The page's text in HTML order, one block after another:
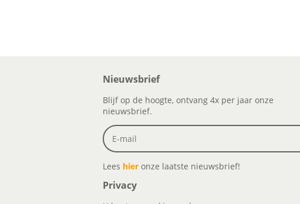
Nieuwsbrief
Blijf op de hoogte, ontvang 4x per jaar onze
nieuwsbrief.
Lees hier onze laatste nieuwsbrief!
Privacy